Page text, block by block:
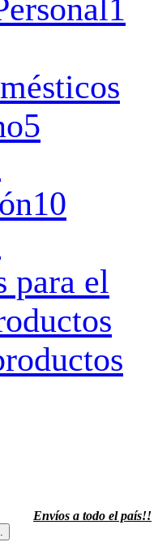
1
5
10
para el
Envíos a todo el país!!